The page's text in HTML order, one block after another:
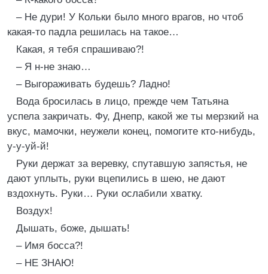
– Не дури! У Кольки было много врагов, но чтоб
какая-то падла решилась на такое…
Какая, я тебя спрашиваю?!
– Я н-не знаю…
– Выгораживать будешь? Ладно!
Вода бросилась в лицо, прежде чем Татьяна
успела закричать. Фу, Днепр, какой же ты мерзкий на
вкус, мамочки, неужели конец, помогите кто-нибудь,
у-у-уй-й!
Руки держат за веревку, спутавшую запястья, не
дают уплыть, руки вцепились в шею, не дают
вздохнуть. Руки… Руки ослабили хватку.
Воздух!
Дышать, боже, дышать!
– Имя босса?!
– НЕ ЗНАЮ!